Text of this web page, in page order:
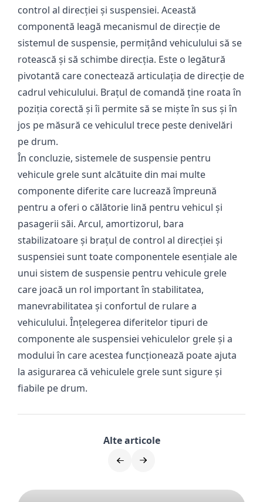
control al direcției și suspensiei. Această
componentă leagă mecanismul de direcție de
sistemul de suspensie, permițând vehiculului să se
rotească și să schimbe direcția. Este o legătură
pivotantă care conectează articulația de direcție de
cadrul vehiculului. Brațul de comandă ține roata în
poziția corectă și îi permite să se miște în sus și în
jos pe măsură ce vehiculul trece peste denivelări
pe drum.
În concluzie, sistemele de suspensie pentru
vehicule grele sunt alcătuite din mai multe
componente diferite care lucrează împreună
pentru a oferi o călătorie lină pentru vehicul și
pasagerii săi. Arcul, amortizorul, bara
stabilizatoare și brațul de control al direcției și
suspensiei sunt toate componentele esențiale ale
unui sistem de suspensie pentru vehicule grele
care joacă un rol important în stabilitatea,
manevrabilitatea și confortul de rulare a
vehiculului. Înțelegerea diferitelor tipuri de
componente ale suspensiei vehiculelor grele și a
modului în care acestea funcționează poate ajuta
la asigurarea că vehiculele grele sunt sigure și
fiabile pe drum.
Alte articole